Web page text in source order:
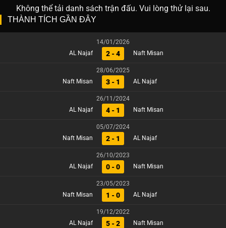
Không thể tải danh sách trận đấu. Vui lòng thử lại sau.
THÀNH TÍCH GẦN ĐÂY
14/01/2026
AL Najaf
2 - 4 Naft Misan
28/06/2025
Naft Misan
3 - 1 AL Najaf
26/11/2024
AL Najaf
4 - 1 Naft Misan
05/07/2024
Naft Misan
2 - 1 AL Najaf
26/10/2023
AL Najaf
0 - 0 Naft Misan
23/05/2023
Naft Misan
1 - 0 AL Najaf
19/12/2022
AL Najaf
5 - 2 Naft Misan